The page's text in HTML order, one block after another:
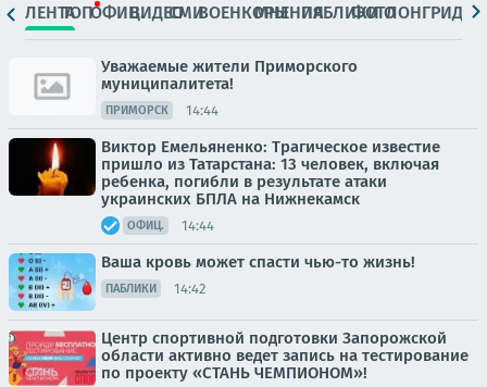
ЛЕНТАТОПОФИЦ.ВИДЕОСМИВОЕНКОРЫМНЕНИЯПАБЛИКИ
ФОТОЛОНГРИДЫ
Уважаемые жители Приморского
муниципалитета!
ПРИМОРСК 14:44
Виктор Емельяненко: Трагическое известие
пришло из Татарстана: 13 человек, включая
ребенка, погибли в результате атаки
украинских БПЛА на Нижнекамск
ОФИЦ. 14:44
Ваша кровь может спасти чью-то жизнь!
ПАБЛИКИ 14:42
Центр спортивной подготовки Запорожской
области активно ведет запись на тестирование
по проекту «СТАНЬ ЧЕМПИОНОМ»!